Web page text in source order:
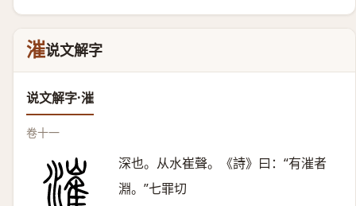
漼说文解字
说文解字·漼
卷十一
深也。从水崔聲。《詩》曰：“有漼者
淵。”七罪切